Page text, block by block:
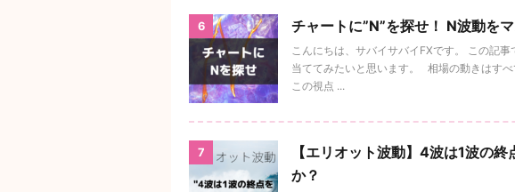
6 チャートに”N”を探せ！ N波動を
こんにちは、サバイサバイFXです。 この記
当ててみたいと思います。 相場の動きはす
この視点 ...
7
【エリオット波動】4波は1波の
か？